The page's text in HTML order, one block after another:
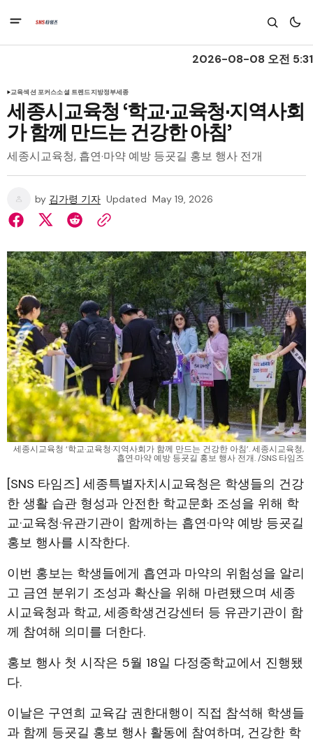
2026-08-08 오전 5:31
교육섹션 포커스소셜 트렌드지방정부세종
세종시교육청 ‘학교·교육청·지역사회
가 함께 만드는 건강한 아침’
세종시교육청, 흡연·마약 예방 등굣길 홍보 행사 전개
by 김가령 기자 Updated May 19, 2026
세종시교육청 ‘학교·교육청·지역사회가 함께 만드는 건강한 아침’. 세종시교육청,
흡연·마약 예방 등굣길 홍보 행사 전개. /SNS 타임즈
[SNS 타임즈] 세종특별자치시교육청은 학생들의 건강
한 생활 습관 형성과 안전한 학교문화 조성을 위해 학
교·교육청·유관기관이 함께하는 흡연·마약 예방 등굣길
홍보 행사를 시작한다.
이번 홍보는 학생들에게 흡연과 마약의 위험성을 알리
고 금연 분위기 조성과 확산을 위해 마련됐으며 세종
시교육청과 학교, 세종학생건강센터 등 유관기관이 함
께 참여해 의미를 더한다.
홍보 행사 첫 시작은 5월 18일 다정중학교에서 진행됐
다.
이날은 구연희 교육감 권한대행이 직접 참석해 학생들
과 함께 등굣길 홍보 행사 활동에 참여하며, 건강한 학